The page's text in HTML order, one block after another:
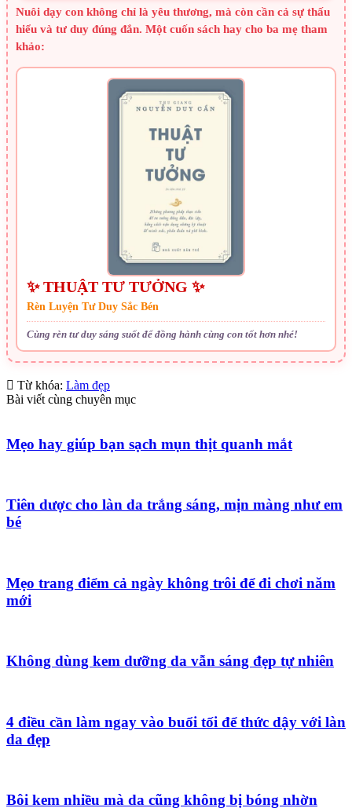
Nuôi dạy con không chỉ là yêu thương, mà còn cần cả sự thấu
hiểu và tư duy đúng đắn. Một cuốn sách hay cho ba mẹ tham
khảo:
✨ THUẬT TƯ TƯỞNG ✨
Rèn Luyện Tư Duy Sắc Bén
Cùng rèn tư duy sáng suốt để đồng hành cùng con tốt hơn nhé!
Từ khóa: Làm đẹp
Bài viết cùng chuyên mục
Mẹo hay giúp bạn sạch mụn thịt quanh mắt
Tiên dược cho làn da trắng sáng, mịn màng như em
bé
Mẹo trang điểm cả ngày không trôi để đi chơi năm
mới
Không dùng kem dưỡng da vẫn sáng đẹp tự nhiên
4 điều cần làm ngay vào buổi tối để thức dậy với làn
da đẹp
Bôi kem nhiều mà da cũng không bị bóng nhờn